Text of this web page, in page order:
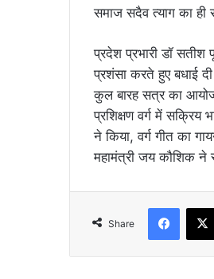
समाज सदैव त्याग का ही
प्रदेश प्रभारी डॉ
प्रशंसा करते हुए बधाई
कुल बारह सत्र का
प्रशिक्षण वर्ग में सक्रिय
ने किया, वर्ग गीत का
महामंत्री जय कौशिक ने
Share